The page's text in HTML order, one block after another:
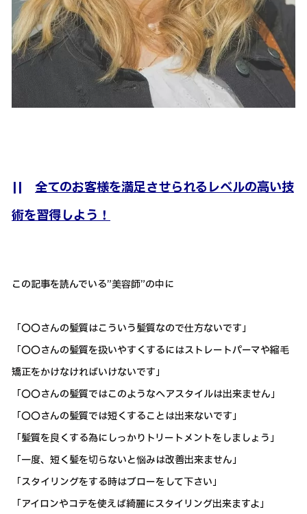
|| 全てのお客様を満足させられるレベルの高い技
術を習得しよう！
この記事を読んでいる”美容師”の中に
「〇〇さんの髪質はこういう髪質なので仕方ないです」
「〇〇さんの髪質を扱いやすくするにはストレートパーマや縮毛
矯正をかけなければいけないです」
「〇〇さんの髪質ではこのようなヘアスタイルは出来ません」
「〇〇さんの髪質では短くすることは出来ないです」
「髪質を良くする為にしっかりトリートメントをしましょう」
「一度、短く髪を切らないと悩みは改善出来ません」
「スタイリングをする時はブローをして下さい」
「アイロンやコテを使えば綺麗にスタイリング出来ますよ」